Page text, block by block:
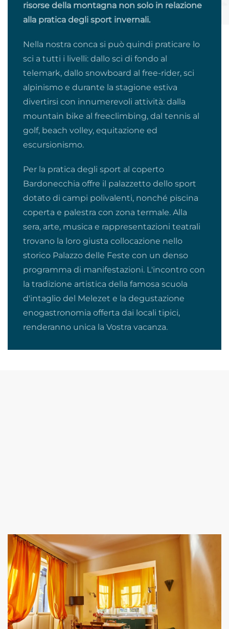
risorse della montagna non solo in relazione
alla pratica degli sport invernali.
Nella nostra conca si può quindi praticare lo
sci a tutti i livelli: dallo sci di fondo al
telemark, dallo snowboard al free-rider, sci
alpinismo e durante la stagione estiva
divertirsi con innumerevoli attività: dalla
mountain bike al freeclimbing, dal tennis al
golf, beach volley, equitazione ed
escursionismo.
Per la pratica degli sport al coperto
Bardonecchia offre il palazzetto dello sport
dotato di campi polivalenti, nonché piscina
coperta e palestra con zona termale. Alla
sera, arte, musica e rappresentazioni teatrali
trovano la loro giusta collocazione nello
storico Palazzo delle Feste con un denso
programma di manifestazioni. L'incontro con
la tradizione artistica della famosa scuola
d'intaglio del Melezet e la degustazione
enogastronomia offerta dai locali tipici,
renderanno unica la Vostra vacanza.